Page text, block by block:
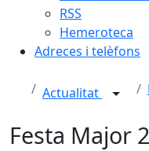
RSS
Hemeroteca
Adreces i telèfons
Actualitat
Festa Major